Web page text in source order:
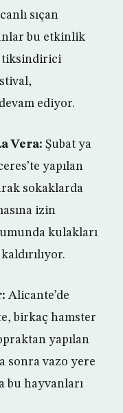
sıçan
bu etkinlik
tiksindirici
ediyor.
Vera: Şubat ya
yapılan
sokaklarda
izin
kulakları
Alicante’de
birkaç hamster
yapılan
sonra vazo yere
bu hayvanları